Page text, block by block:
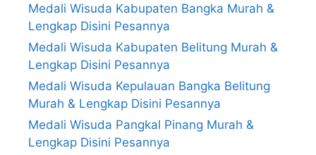
Medali Wisuda Kabupaten Bangka Murah &
Lengkap Disini Pesannya
Medali Wisuda Kabupaten Belitung Murah &
Lengkap Disini Pesannya
Medali Wisuda Kepulauan Bangka Belitung
Murah & Lengkap Disini Pesannya
Medali Wisuda Pangkal Pinang Murah &
Lengkap Disini Pesannya